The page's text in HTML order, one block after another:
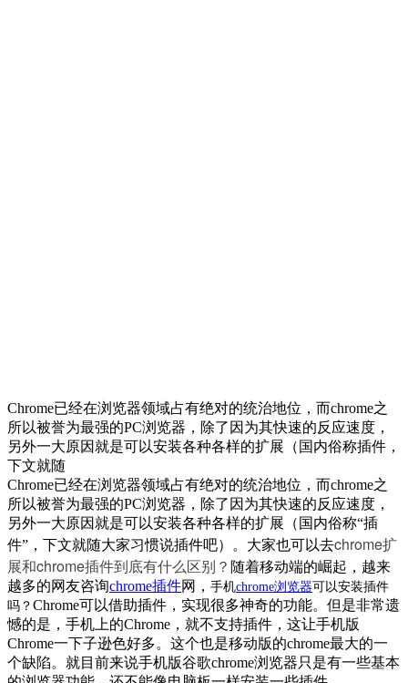
Chrome已经在浏览器领域占有绝对的统治地位，而chrome之
所以被誉为最强的PC浏览器，除了因为其快速的反应速度，
另外一大原因就是可以安装各种各样的扩展（国内俗称插件，
下文就随
Chrome已经在浏览器领域占有绝对的统治地位，而chrome之
所以被誉为最强的PC浏览器，除了因为其快速的反应速度，
另外一大原因就是可以安装各种各样的扩展（国内俗称“插
件”，下文就随大家习惯说插件吧）。大家也可以去chrome扩
展和chrome插件到底有什么区别？ 随着移动端的崛起，越来
越多的网友咨询chrome插件网， 手机chrome浏览器可以安装插件
吗？ Chrome可以借助插件，实现很多神奇的功能。但是非常遗
憾的是，手机上的Chrome，就不支持插件，这让手机版
Chrome一下子逊色好多。 这个也是移动版的chrome最大的一
个缺陷。就目前来说手机版谷歌chrome浏览器只是有一些基本